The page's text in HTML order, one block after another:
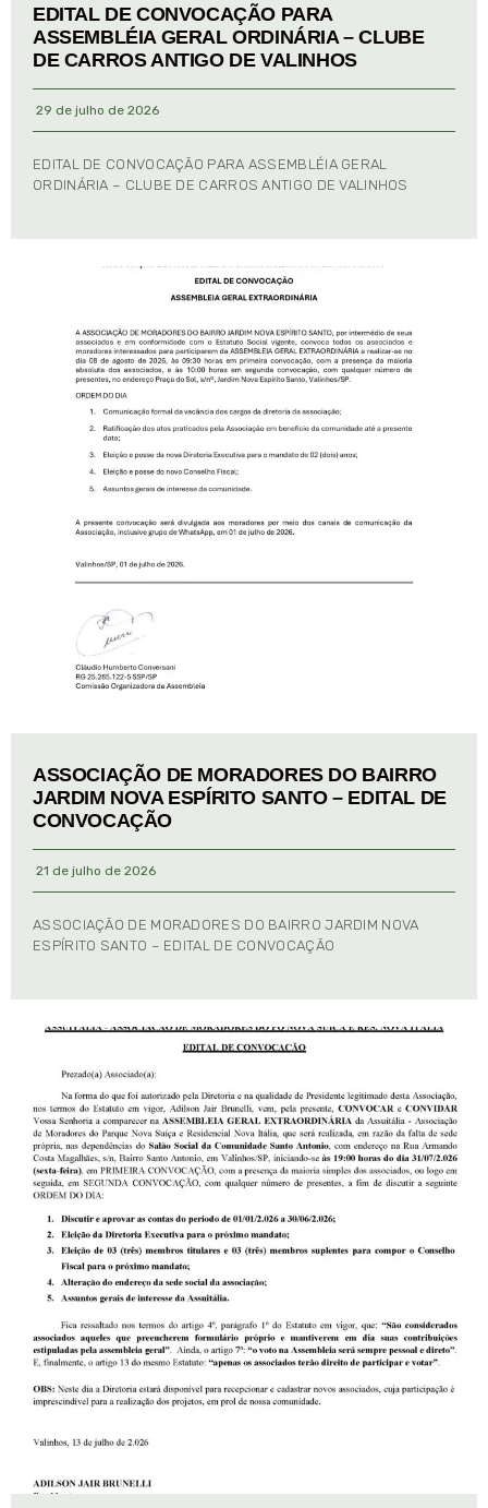
EDITAL DE CONVOCAÇÃO PARA
ASSEMBLÉIA GERAL ORDINÁRIA – CLUBE
DE CARROS ANTIGO DE VALINHOS
29 de julho de 2026
EDITAL DE CONVOCAÇÃO PARA ASSEMBLÉIA GERAL
ORDINÁRIA – CLUBE DE CARROS ANTIGO DE VALINHOS
ASSOCIAÇÃO DE MORADORES DO BAIRRO
JARDIM NOVA ESPÍRITO SANTO – EDITAL DE
CONVOCAÇÃO
21 de julho de 2026
ASSOCIAÇÃO DE MORADORES DO BAIRRO JARDIM NOVA
ESPÍRITO SANTO – EDITAL DE CONVOCAÇÃO